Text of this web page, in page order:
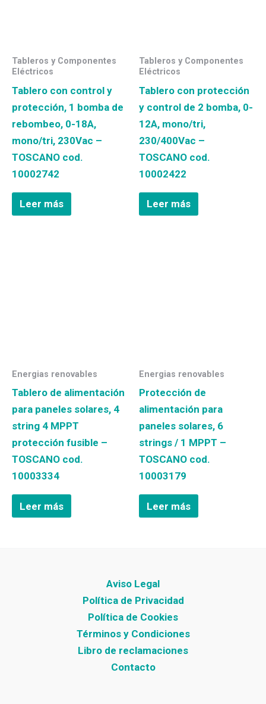
Tableros y Componentes
Eléctricos
Tablero con control y
protección, 1 bomba de
rebombeo, 0-18A,
mono/tri, 230Vac –
TOSCANO cod.
10002742
Leer más
Tableros y Componentes
Eléctricos
Tablero con protección
y control de 2 bomba, 0-
12A, mono/tri,
230/400Vac –
TOSCANO cod.
10002422
Leer más
Energias renovables
Tablero de alimentación
para paneles solares, 4
string 4 MPPT
protección fusible –
TOSCANO cod.
10003334
Leer más
Energias renovables
Protección de
alimentación para
paneles solares, 6
strings / 1 MPPT –
TOSCANO cod.
10003179
Leer más
Aviso Legal
Política de Privacidad
Política de Cookies
Términos y Condiciones
Libro de reclamaciones
Contacto